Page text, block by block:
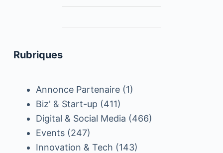
Rubriques
Annonce Partenaire(1)
Biz' & Start-up (411)
Digital & Social Media (466)
Events(247)
Innovation & Tech (143)